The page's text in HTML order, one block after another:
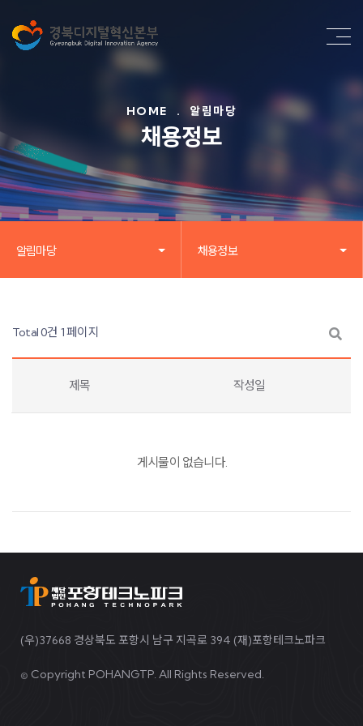
HOME . 알림마당
채용정보
알림마당 채용정보
Total 0건 1 페이지
제목 작성일
게시물이 없습니다.
(우)37668 경상북도 포항시 남구 지곡로 394 (재)포항테크노파크
© Copyright POHANGTP. All Rights Reserved.